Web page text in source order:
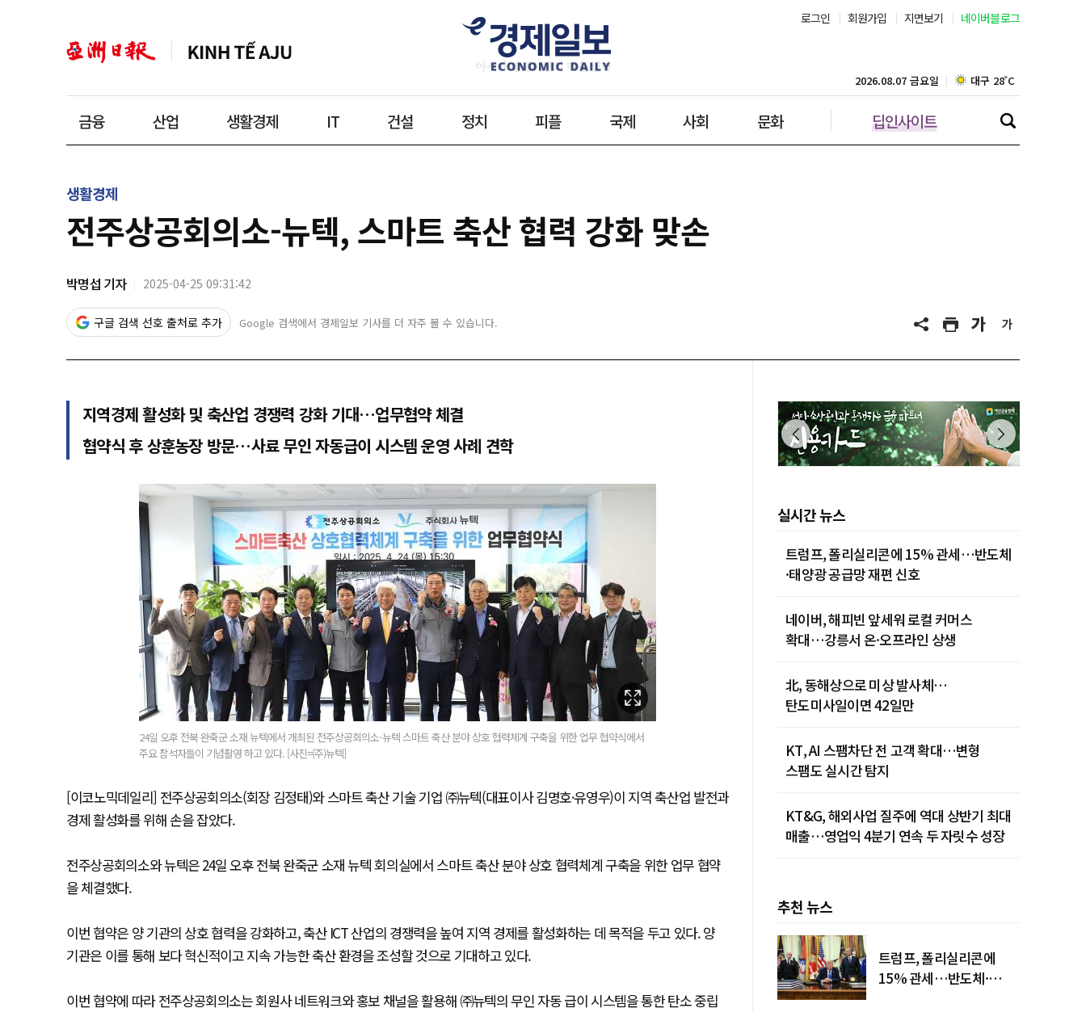
로그인 회원가입 지면보기 네이버블로그
금융 산업 생활경제 IT 건설 정치 피플 국제 사회 문화 딥인사이트
2026.08.07 금요일 대구 28˚C
인천 28˚C
제주 29˚C
생활경제
전주상공회의소-뉴텍, 스마트 축산 협력 강화 맞손
박명섭 기자 2025-04-25 09:31:42
구글 검색 선호 출처로 추가 Google 검색에서 경제일보 기사를 더 자주 볼 수 있습니다.
지역경제 활성화 및 축산업 경쟁력 강화 기대…업무협약 체결
협약식 후 상훈농장 방문…사료 무인 자동급이 시스템 운영 사례 견학
24일 오후 전북 완죽군 소재 뉴텍에서 개최된 전주상공회의소-뉴텍 스마트 축산 분야 상호 협력체계 구축을 위한 업무 협약식에서
주요 참석자들이 기념촬영 하고 있다. [사진=(주)뉴텍]
[이코노믹데일리] 전주상공회의소(회장 김정태)와 스마트 축산 기술 기업 ㈜뉴텍(대표이사 김명호·유영우)이 지역 축산업 발전과
경제 활성화를 위해 손을 잡았다.
전주상공회의소와 뉴텍은 24일 오후 전북 완죽군 소재 뉴텍 회의실에서 스마트 축산 분야 상호 협력체계 구축을 위한 업무 협약
을 체결했다.
이번 협약은 양 기관의 상호 협력을 강화하고, 축산 ICT 산업의 경쟁력을 높여 지역 경제를 활성화하는 데 목적을 두고 있다. 양
기관은 이를 통해 보다 혁신적이고 지속 가능한 축산 환경을 조성할 것으로 기대하고 있다.
이번 협약에 따라 전주상공회의소는 회원사 네트워크와 홍보 채널을 활용해 ㈜뉴텍의 무인 자동 급이 시스템을 통한 탄소 중립
실시간 뉴스
트럼프, 폴리실리콘에 15% 관세…반도체
·태양광 공급망 재편 신호
네이버, 해피빈 앞세워 로컬 커머스
확대…강릉서 온·오프라인 상생
北, 동해상으로 미상 발사체…
탄도미사일이면 42일만
KT, AI 스팸차단 전 고객 확대…변형
스팸도 실시간 탐지
KT&G, 해외사업 질주에 역대 상반기 최대
매출…영업익 4분기 연속 두 자릿수 성장
추천 뉴스
트럼프, 폴리실리콘에
15% 관세…반도체·